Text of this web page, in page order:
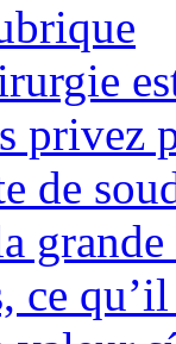
privez
de
ce